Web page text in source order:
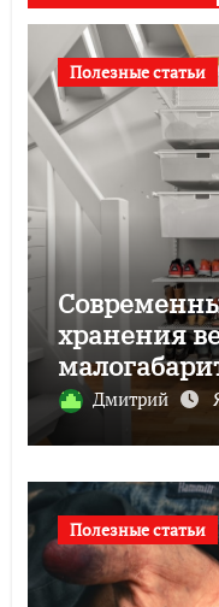
Полезные статьи
хранения
Дмитрий
Полезные статьи